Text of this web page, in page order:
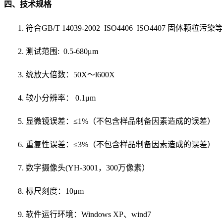
四、技术规格
1. 符合GB/T 14039-2002 ISO4406 ISO4407 固体颗粒污染
2. 测试范围 : 0.5-680μm
3. 统放大倍数： 50X～l600X
4. 较小分辨率： 0.1μm
5. 显微镜误差： ≤1%（不包含样品制备因素造成的误差）
6. 重复性误差： ≤3%（不包含样品制备因素造成的误差）
7. 数字摄像头(YH-3001 ， 300万像素）
8. 标尺刻度： 10μm
9. 软件运行环境： Windows XP、wind7